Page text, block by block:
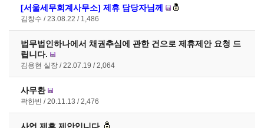
[서울세무회계사무소] 제휴 담당자님께
김창수 23.08.22 1,486
법무법인하나에서 채권추심에 관한 건으로 제휴제안 요청 드
립니다.
김용현 실장 22.07.19 2,064
사무환
곽한빈 20.11.13 2,476